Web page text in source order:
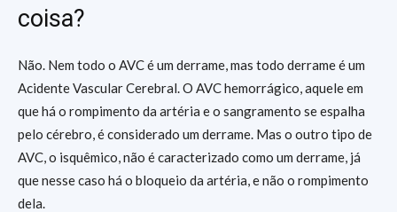
coisa?
Não. Nem todo o AVC é um derrame, mas todo derrame é um
Acidente Vascular Cerebral. O AVC hemorrágico, aquele em
que há o rompimento da artéria e o sangramento se espalha
pelo cérebro, é considerado um derrame. Mas o outro tipo de
AVC, o isquêmico, não é caracterizado como um derrame, já
que nesse caso há o bloqueio da artéria, e não o rompimento
dela.